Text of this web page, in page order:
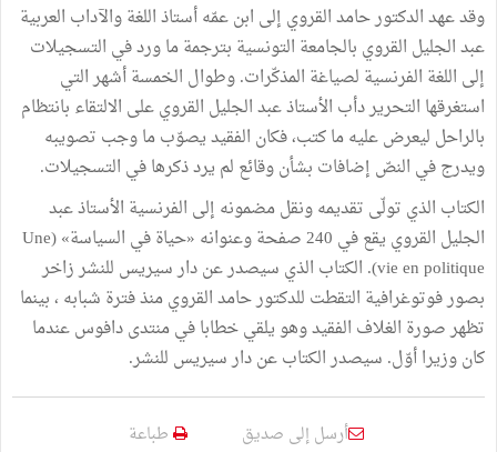
وقد عهد الدكتور حامد القروي إلى ابن عمّه أستاذ اللغة والآداب العربية
عبد الجليل القروي بالجامعة التونسية بترجمة ما ورد في التسجيلات
إلى اللغة الفرنسية لصياغة المذكّرات. وطوال الخمسة أشهر التي
استغرقها التحرير دأب الأستاذ عبد الجليل القروي على الالتقاء بانتظام
بالراحل ليعرض عليه ما كتب، فكان الفقيد يصوّب ما وجب تصويبه
ويدرج في النصّ إضافات بشأن وقائع لم يرد ذكرها في التسجيلات.
الكتاب الذي تولّى تقديمه ونقل مضمونه إلى الفرنسية الأستاذ عبد
الجليل القروي يقع في 240 صفحة وعنوانه «حياة في السياسة» (Une
vie en politique). الكتاب الذي سيصدر عن دار سيريس للنشر زاخر
بصور فوتوغرافية التقطت للدكتور حامد القروي منذ فترة شبابه ، بينما
تظهر صورة الغلاف الفقيد وهو يلقي خطابا في منتدى دافوس عندما
كان وزيرا أوّل. سيصدر الكتاب عن دار سيريس للنشر.
أرسل إلى صديق طباعة